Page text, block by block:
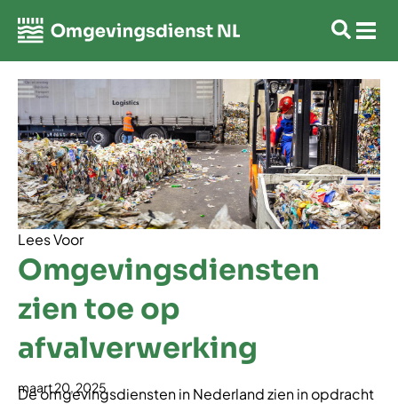
Lees Voor
Omgevingsdiensten
zien toe op
afvalverwerking
maart 20, 2025
De omgevingsdiensten in Nederland zien in opdracht